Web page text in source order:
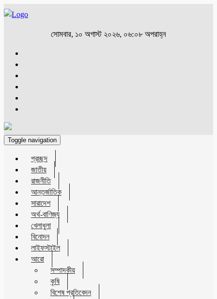
সোমবার, ১০ অগাস্ট ২০২৬, ০৬:০৮ অপরাহ্ন
Toggle navigation
প্রচ্ছদ
জাতীয়
রাজনীতি
আন্তর্জাতিক
সারাদেশ
অর্থ-বাণিজ্য
খেলাধুলা
বিনোদন
লাইফস্টাইল
আরো
সম্পাদকীয়
কৃষি
বিশেষ প্রতিবেদন